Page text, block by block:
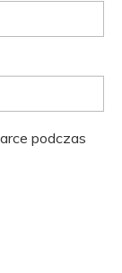
podczas